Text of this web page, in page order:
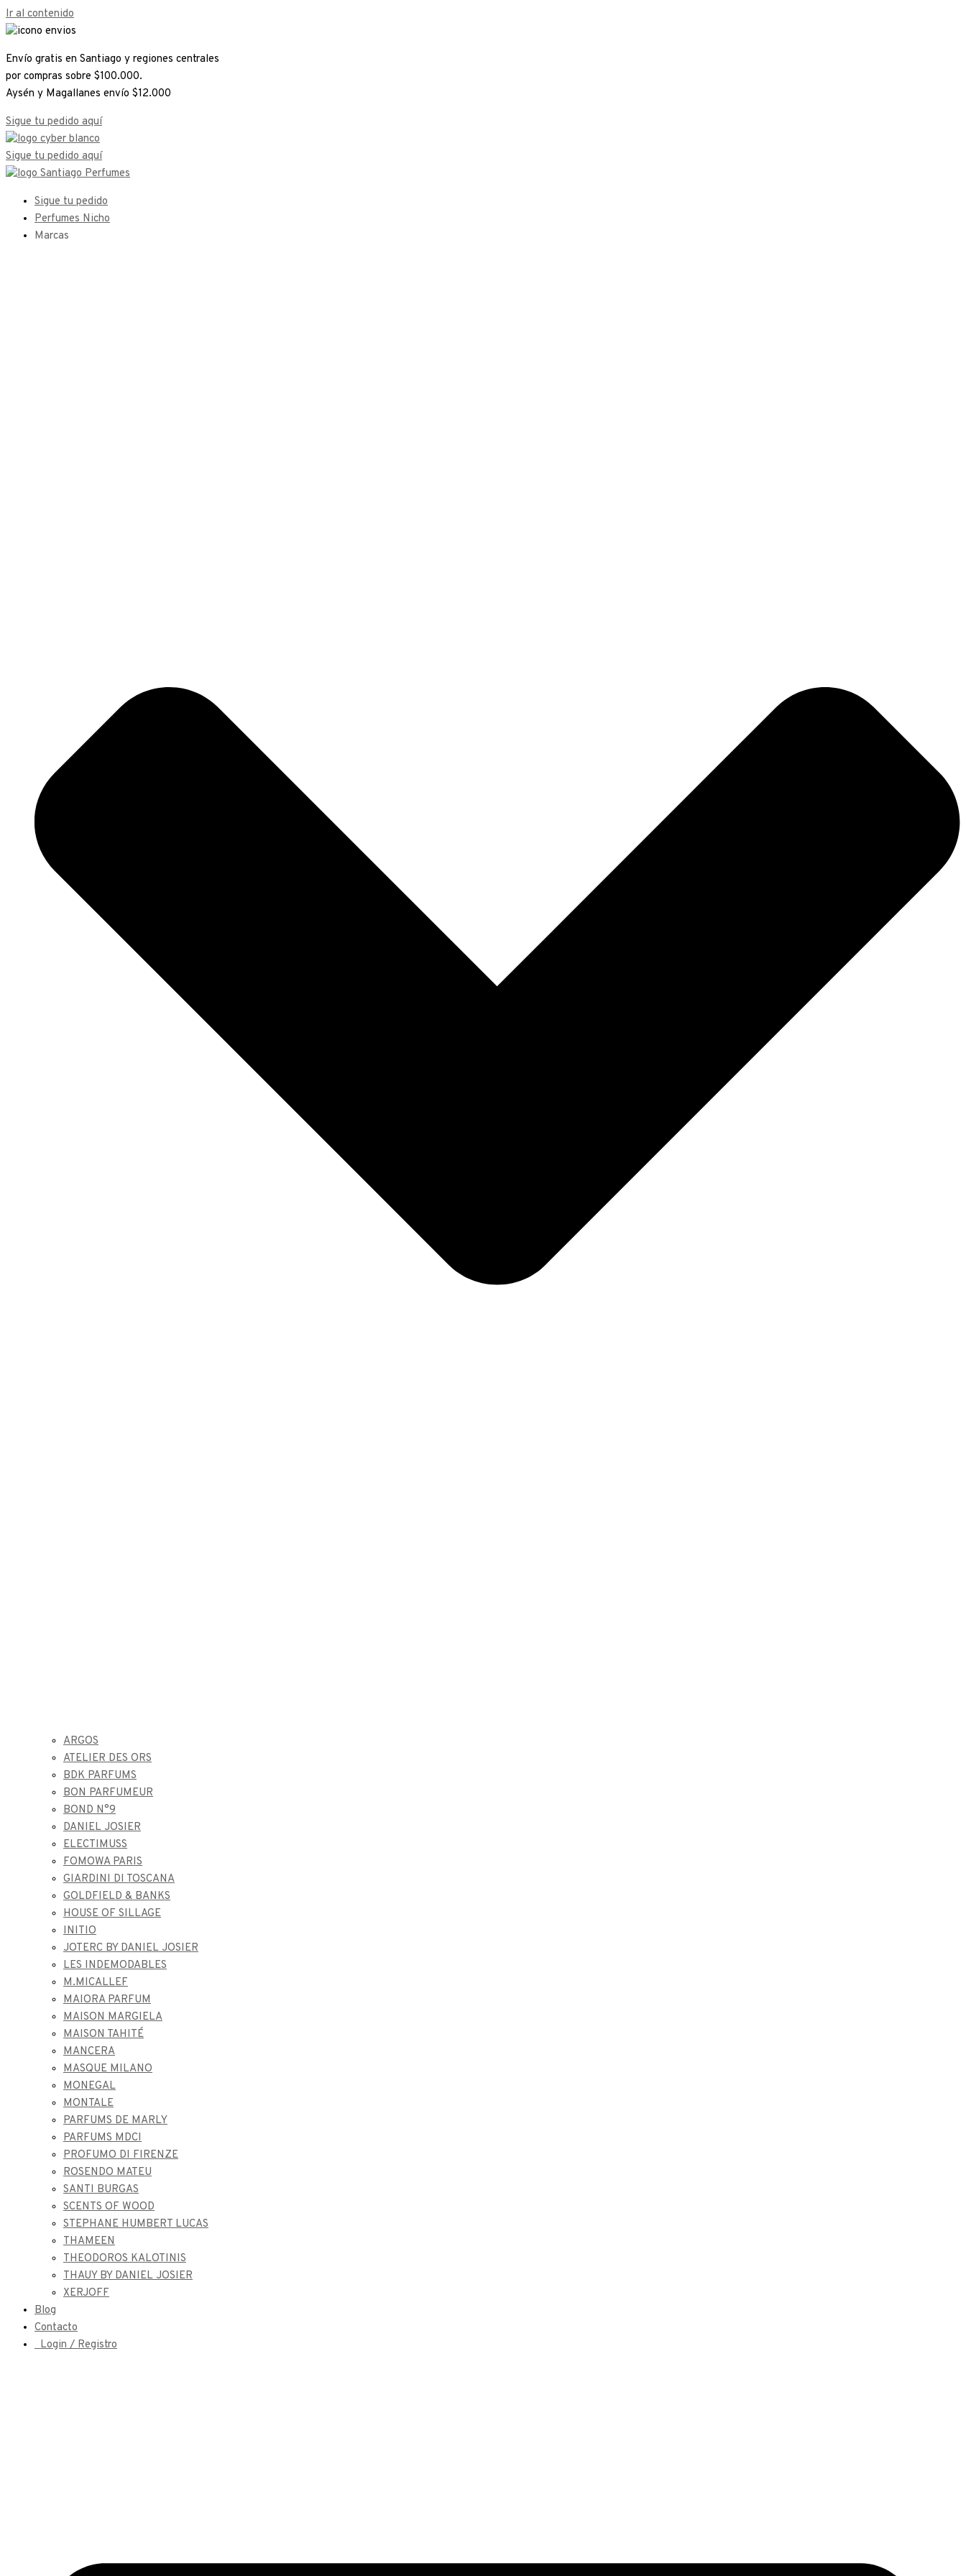
Ir al contenido
Envío gratis en Santiago y regiones centrales
por compras sobre $100.000.
Aysén y Magallanes envío $12.000
Sigue tu pedido aquí
Sigue tu pedido aquí
Sigue tu pedido
Perfumes Nicho
Marcas
ARGOS
ATELIER DES ORS
BDK PARFUMS
BON PARFUMEUR
BOND N°9
DANIEL JOSIER
ELECTIMUSS
FOMOWA PARIS
GIARDINI DI TOSCANA
GOLDFIELD & BANKS
HOUSE OF SILLAGE
INITIO
JOTERC BY DANIEL JOSIER
LES INDEMODABLES
M.MICALLEF
MAIORA PARFUM
MAISON MARGIELA
MAISON TAHITÉ
MANCERA
MASQUE MILANO
MONEGAL
MONTALE
PARFUMS DE MARLY
PARFUMS MDCI
PROFUMO DI FIRENZE
ROSENDO MATEU
SANTI BURGAS
SCENTS OF WOOD
STEPHANE HUMBERT LUCAS
THAMEEN
THEODOROS KALOTINIS
THAUY BY DANIEL JOSIER
XERJOFF
Blog
Contacto
Login / Registro